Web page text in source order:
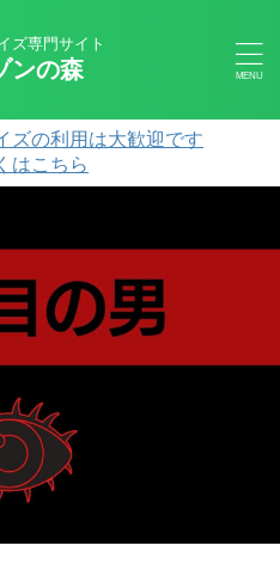
ズ専門サイト
ンの森
ズの利用は大歓迎です
はこちら